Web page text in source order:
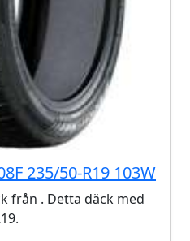
235/50-R19 103W
från . Detta däck med